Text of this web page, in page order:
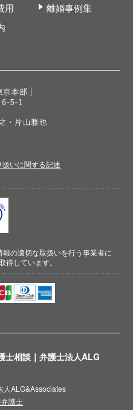
士相談｜弁護士法人ALG
用
離婚事例集
いに関する記述
の適切な取扱いを行う事業者に
得しています。
ALG&Associates
護士